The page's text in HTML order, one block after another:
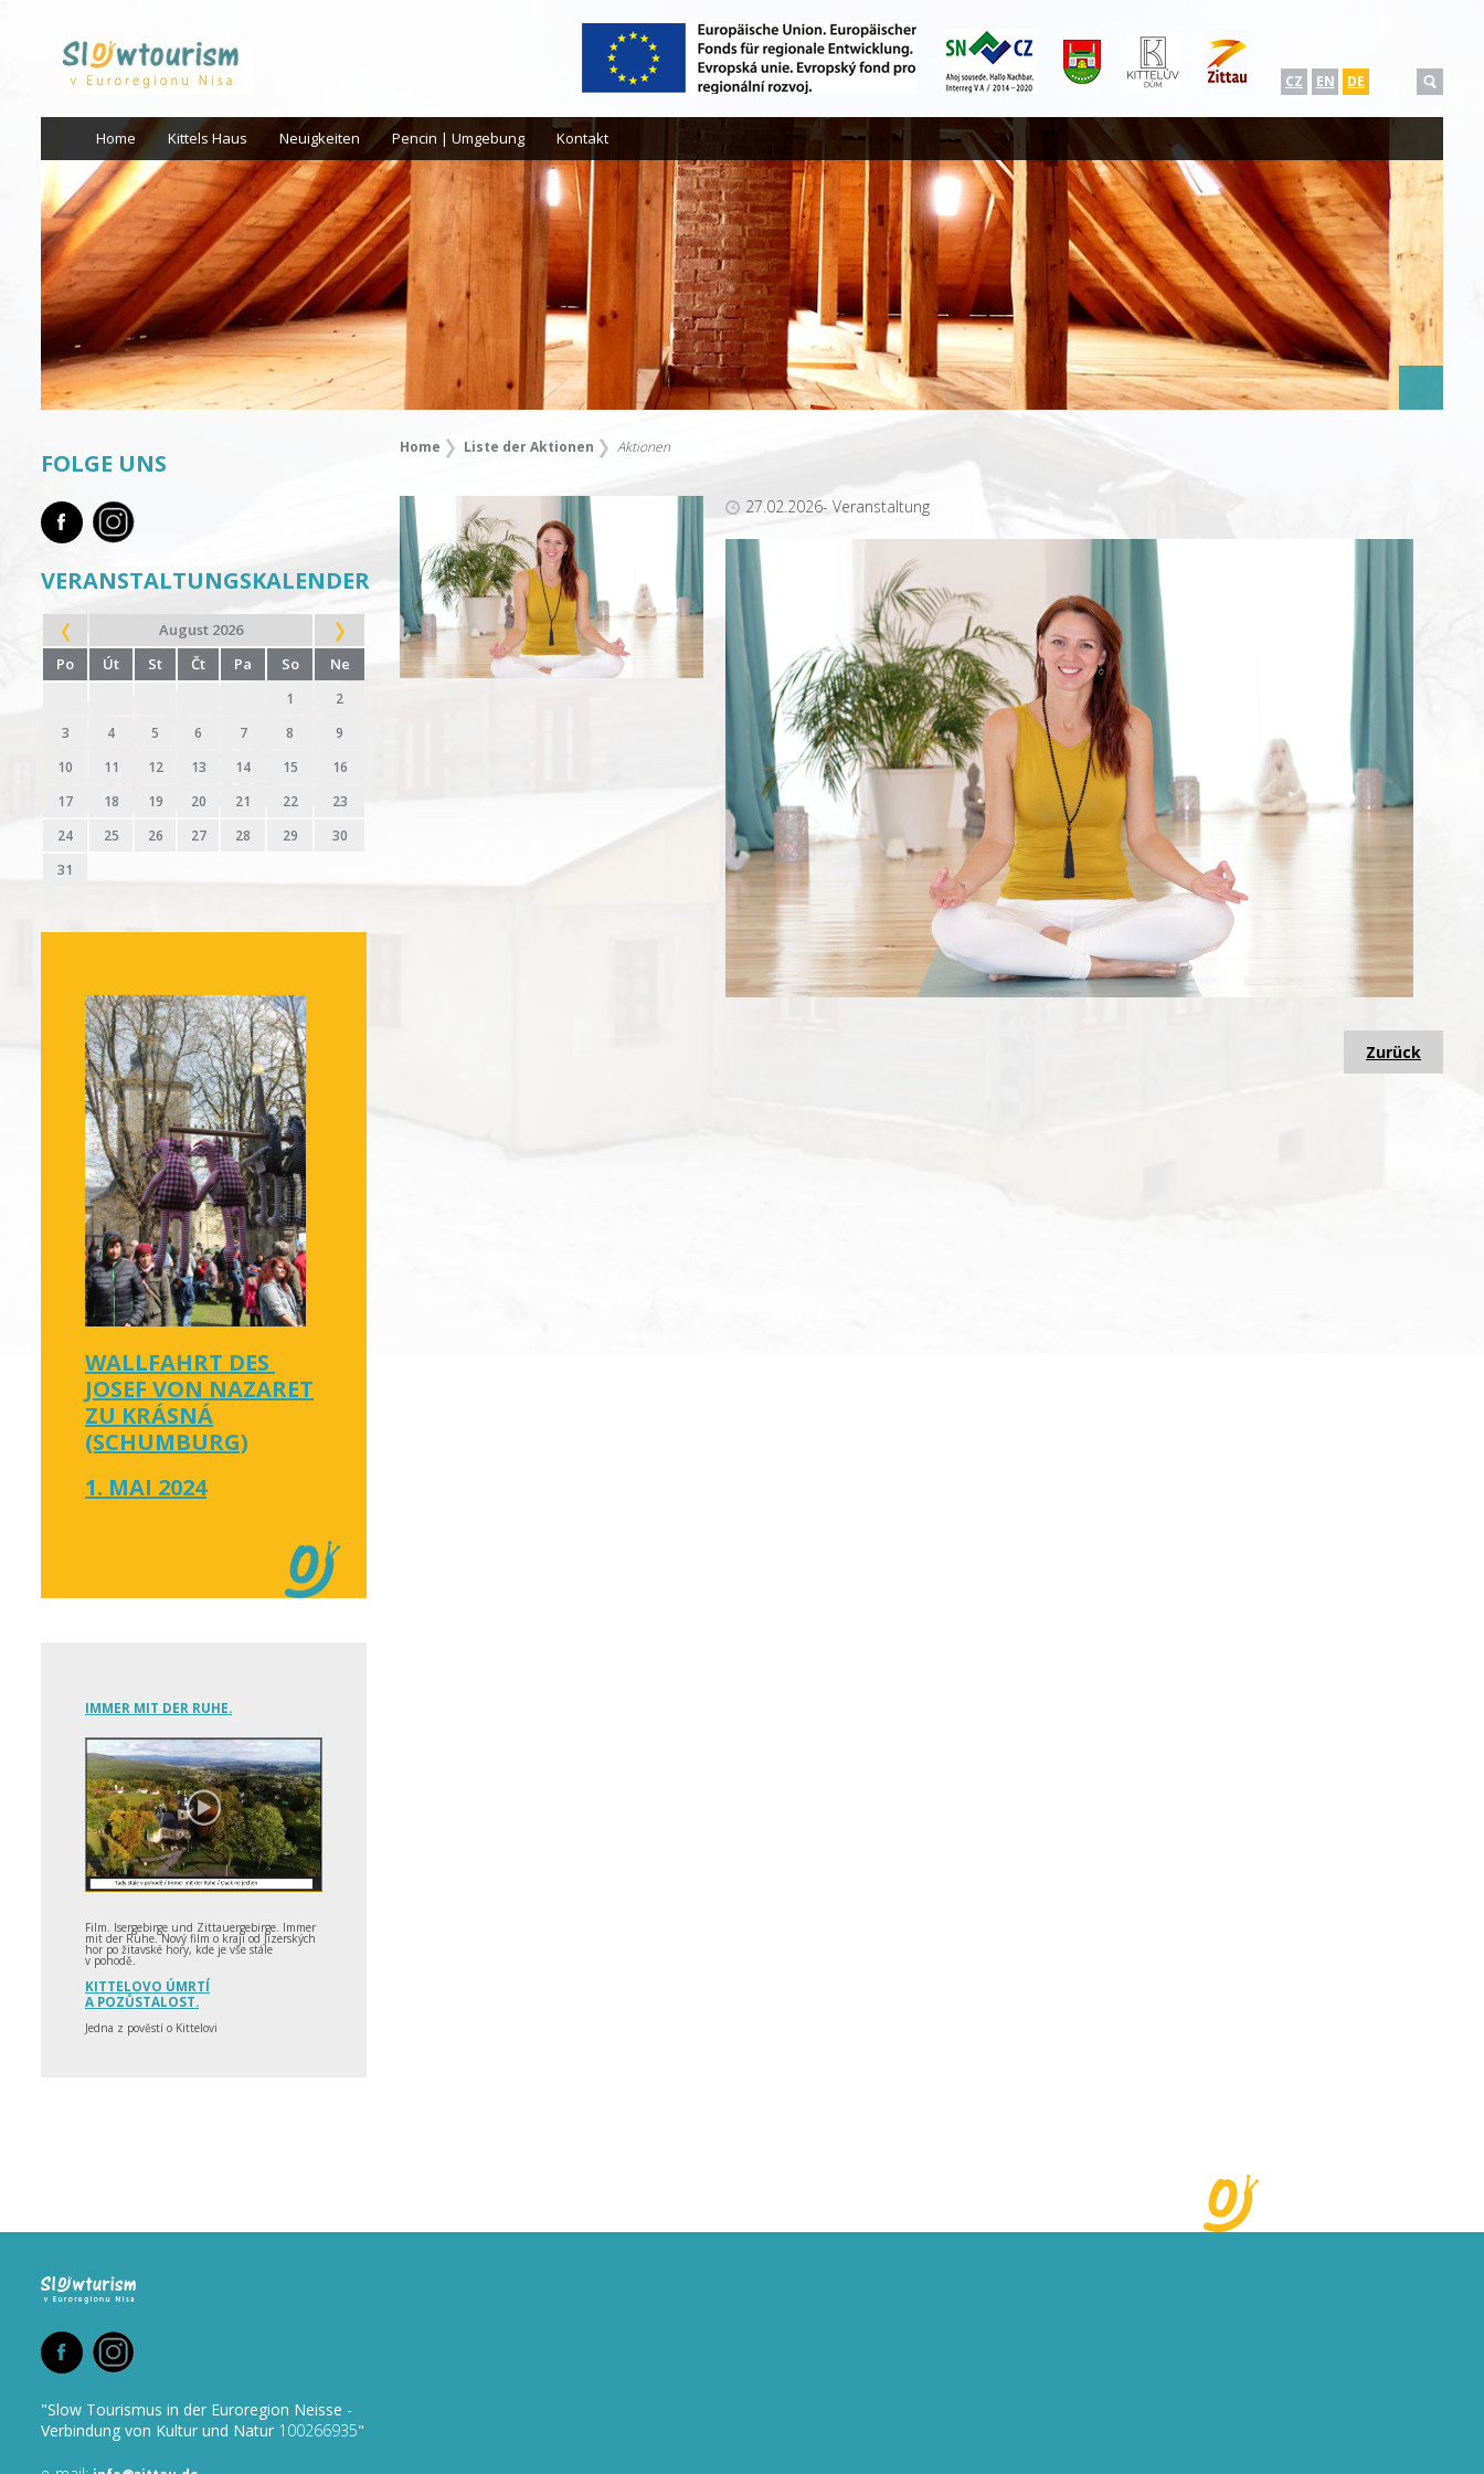
CZ EN DE
Home Kittels Haus Neuigkeiten Pencin | Umgebung Kontakt
Home Liste der Aktionen Aktionen
27.02.2026- Veranstaltung
Zurück
FOLGE UNS
VERANSTALTUNGSKALENDER
August 2026
Po
Út St Čt Pa So Ne
1
2
3
4 5 6 7 8
9
10
11 12 13 14 15
16
17
18 19 20 21 22
23
24
25 26 27 28 29
30
31
WALLFAHRT DES
JOSEF VON NAZARET
ZU KRÁSNÁ
(SCHUMBURG)
1. MAI 2024
IMMER MIT DER RUHE.
Film. Isergebirge und Zittauergebirge. Immer
mit der Ruhe. Nový film o kraji od Jizerských
hor po žitavské hory, kde je vše stále
v pohodě.
KITTELOVO ÚMRTÍ
A POZŮSTALOST.
Jedna z pověstí o Kittelovi
"Slow Tourismus in der Euroregion Neisse -
Verbindung von Kultur und Natur 100266935"